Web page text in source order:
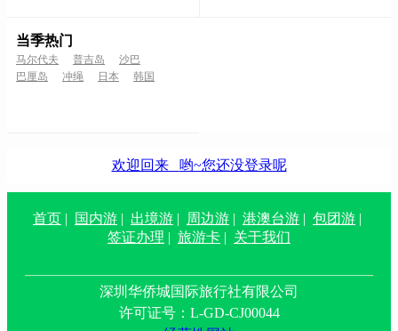
当季热门
马尔代夫 普吉岛
沙巴
巴厘岛
冲绳 日本 韩国
欢迎回来 哟~您还没登录呢
首页 | 国内游 | 出境游 | 周边游 | 港澳台游 | 包团游 |
签证办理 | 旅游卡 | 关于我们
深圳华侨城国际旅行社有限公司
许可证号：L-GD-CJ00044